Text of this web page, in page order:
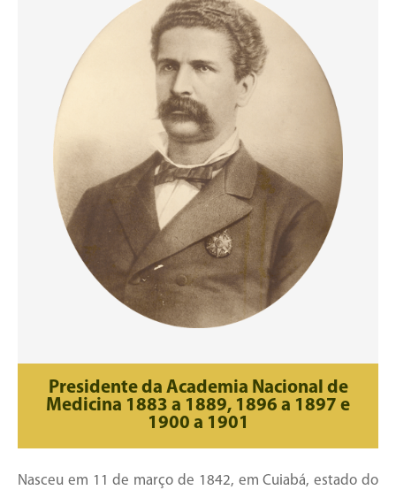
Presidente da Academia Nacional de
Medicina 1883 a 1889, 1896 a 1897 e
1900 a 1901
Nasceu em 11 de março de 1842, em Cuiabá, estado do